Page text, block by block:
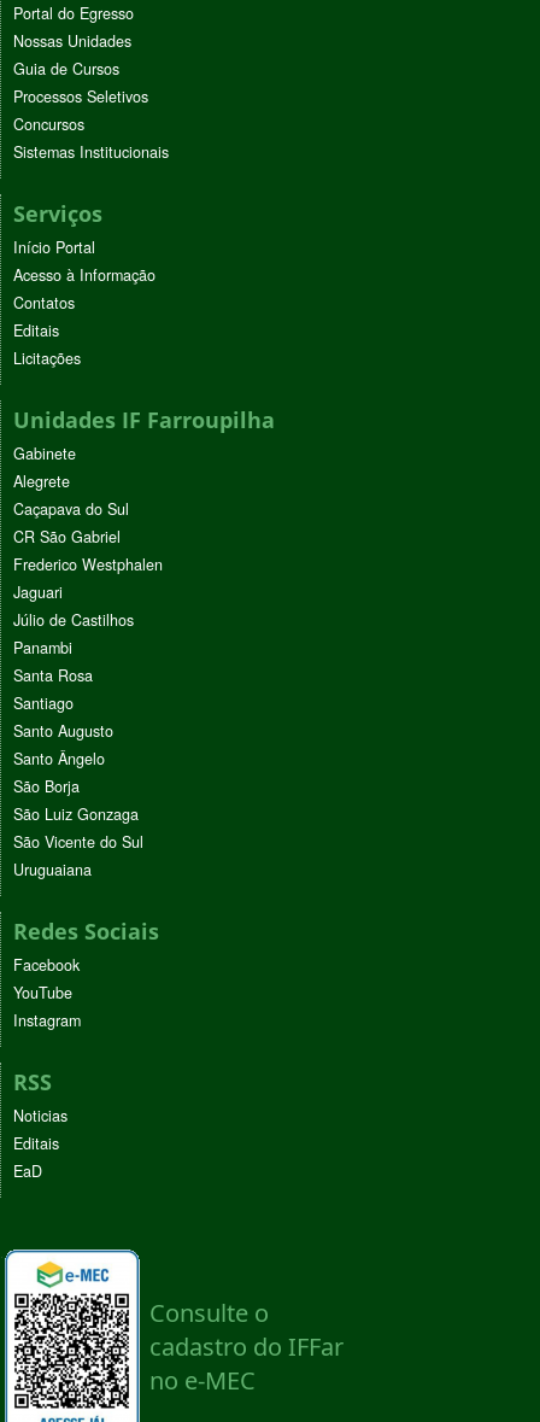
Portal do Egresso
Nossas Unidades
Guia de Cursos
Processos Seletivos
Concursos
Sistemas Institucionais
Serviços
Início Portal
Acesso à Informação
Contatos
Editais
Licitações
Unidades IF Farroupilha
Gabinete
Alegrete
Caçapava do Sul
CR São Gabriel
Frederico Westphalen
Jaguari
Júlio de Castilhos
Panambi
Santa Rosa
Santiago
Santo Augusto
Santo Ângelo
São Borja
São Luiz Gonzaga
São Vicente do Sul
Uruguaiana
Redes Sociais
Facebook
YouTube
Instagram
RSS
Noticias
Editais
EaD